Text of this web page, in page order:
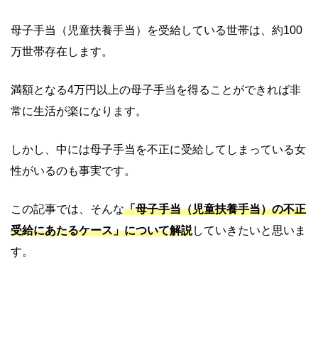
母子手当（児童扶養手当）を受給している世帯は、約100
万世帯存在します。
満額となる4万円以上の母子手当を得ることができれば非
常に生活が楽になります。
しかし、中には母子手当を不正に受給してしまっている女
性がいるのも事実です。
この記事では、そんな「母子手当（児童扶養手当）の不正
受給にあたるケース」について解説していきたいと思いま
す。